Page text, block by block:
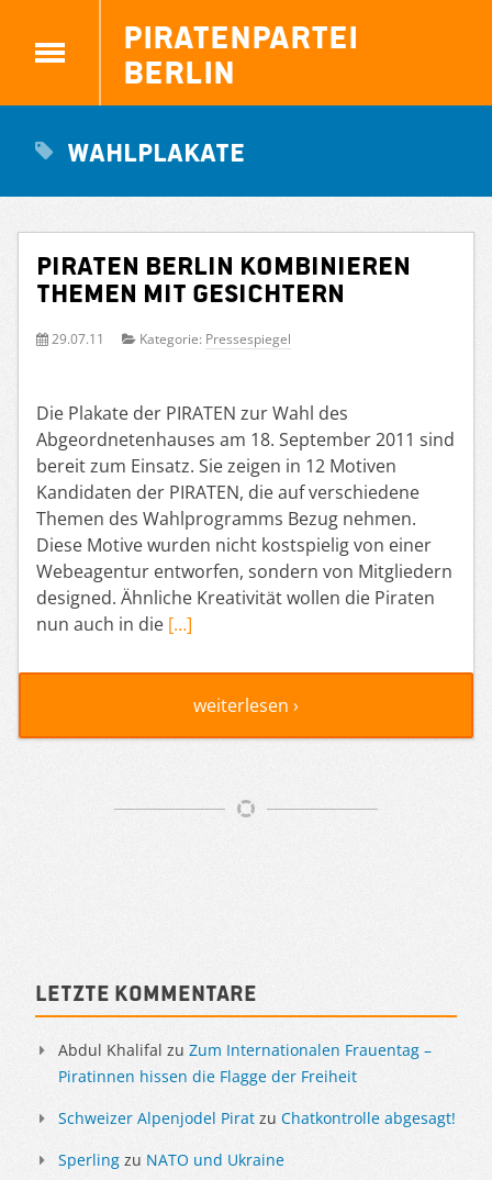
Piratenpartei
Berlin
Wahlplakate
PIRATEN Berlin kombinieren
Themen mit Gesichtern
29.07.11 Kategorie: Pressespiegel
Die Plakate der PIRATEN zur Wahl des
Abgeordnetenhauses am 18. September 2011 sind
bereit zum Einsatz. Sie zeigen in 12 Motiven
Kandidaten der PIRATEN, die auf verschiedene
Themen des Wahlprogramms Bezug nehmen.
Diese Motive wurden nicht kostspielig von einer
Webeagentur entworfen, sondern von Mitgliedern
designed. Ähnliche Kreativität wollen die Piraten
nun auch in die […]
weiterlesen ›
Sidebar
Letzte Kommentare
Abdul Khalifal zu Zum Internationalen Frauentag –
Piratinnen hissen die Flagge der Freiheit
Schweizer Alpenjodel Pirat zu Chatkontrolle abgesagt!
Sperling zu NATO und Ukraine